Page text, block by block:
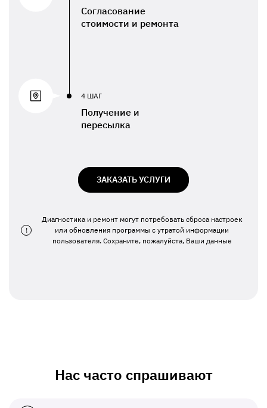
Согласование
стоимости и ремонта
4 ШАГ
Получение и
пересылка
ЗАКАЗАТЬ УСЛУГИ
!
Диагностика и ремонт могут потребовать сброса настроек
или обновления программы с утратой информации
пользователя. Сохраните, пожалуйста, Ваши данные
Нас часто спрашивают